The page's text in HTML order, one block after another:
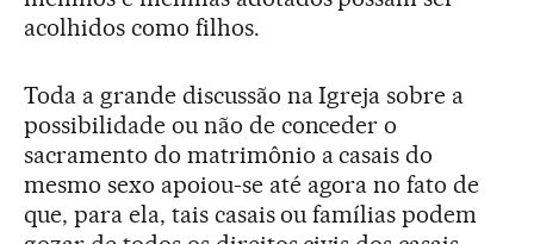
acolhidos como filhos.
Toda a grande discussão na Igreja sobre a
possibilidade ou não de conceder o
sacramento do matrimônio a casais do
mesmo sexo apoiou-se até agora no fato de
que, para ela, tais casais ou famílias podem